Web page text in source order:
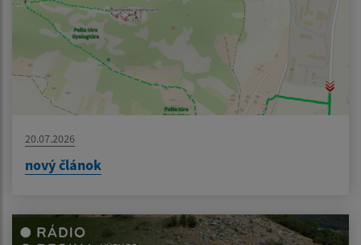
20.07.2026
nový článok